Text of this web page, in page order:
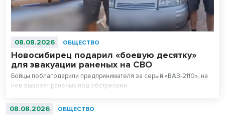
08.08.2026 ОБЩЕСТВО
Новосибирец подарил «боевую десятку»
для эвакуации раненых на СВО
Бойцы поблагодарили предпринимателя за серый «ВАЗ-2110», на
нем вывозят раненых под обстрелами.
08.08.2026 ОБЩЕСТВО